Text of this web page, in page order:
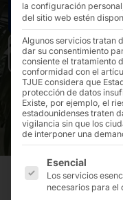
Póngase
la configuración
del sitio web estén
Algunos servicios tratan
dar su consentimiento
consiente el tratamiento
conformidad con el
TJUE considera que
protección de datos
Existe, por ejemplo, el
estadounidenses traten
vigilancia sin que los
de interponer una
A continuación
Esencial
Los servicios
necesarios para